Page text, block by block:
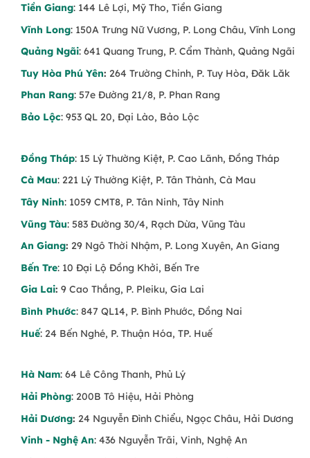
Tiền Giang: 144 Lê Lợi, Mỹ Tho, Tiền Giang
Vĩnh Long: 150A Trưng Nữ Vương, P. Long Châu, Vĩnh Long
Quảng Ngãi: 641 Quang Trung, P. Cẩm Thành, Quảng Ngãi
Tuy Hòa Phú Yên: 264 Trường Chinh, P. Tuy Hòa, Đăk Lăk
Phan Rang: 57e Đường 21/8, P. Phan Rang
Bảo Lộc: 953 QL 20, Đại Lào, Bảo Lộc
Đồng Tháp: 15 Lý Thường Kiệt, P. Cao Lãnh, Đồng Tháp
Cà Mau: 221 Lý Thường Kiệt, P. Tân Thành, Cà Mau
Tây Ninh: 1059 CMT8, P. Tân Ninh, Tây Ninh
Vũng Tàu: 583 Đường 30/4, Rạch Dừa, Vũng Tàu
An Giang: 29 Ngô Thời Nhậm, P. Long Xuyên, An Giang
Bến Tre: 10 Đại Lộ Đồng Khởi, Bến Tre
Gia Lai: 9 Cao Thắng, P. Pleiku, Gia Lai
Bình Phước: 847 QL14, P. Bình Phước, Đồng Nai
Huế: 24 Bến Nghé, P. Thuận Hóa, TP. Huế
Hà Nam: 64 Lê Công Thanh, Phủ Lý
Hải Phòng: 200B Tô Hiệu, Hải Phòng
Hải Dương: 24 Nguyễn Đình Chiểu, Ngọc Châu, Hải Dương
Vinh - Nghệ An: 436 Nguyễn Trãi, Vinh, Nghệ An